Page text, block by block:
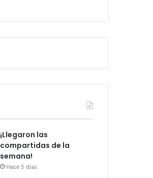
¡Llegaron las
compartidas de la
semana!
Hace 5 días